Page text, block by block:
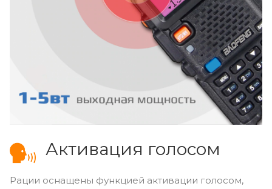
Активация голосом
Рации оснащены функцией активации голосом,